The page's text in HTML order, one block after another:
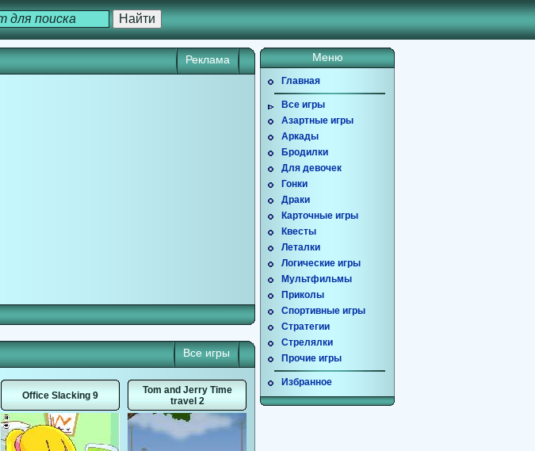
Реклама
Все игры
Office Slacking 9
Tom and Jerry Time
travel 2
Меню
Главная
Все игры
Азартные игры
Аркады
Бродилки
Для девочек
Гонки
Драки
Карточные игры
Квесты
Леталки
Логические игры
Мультфильмы
Приколы
Спортивные игры
Стратегии
Стрелялки
Прочие игры
Избранное